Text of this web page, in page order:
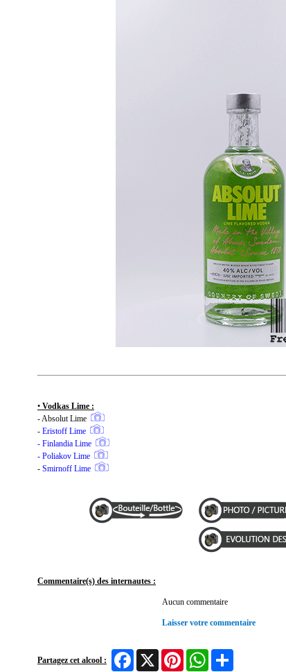
• Vodkas Lime :
- Absolut Lime
- Eristoff Lime
- Finlandia Lime
- Poliakov Lime
- Smirnoff Lime
Commentaire(s) des internautes :
Aucun commentaire
Laisser votre commentaire
Partagez cet alcool :
FacebookX Pinterest WhatsApp